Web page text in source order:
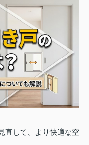
直して、より快適な空